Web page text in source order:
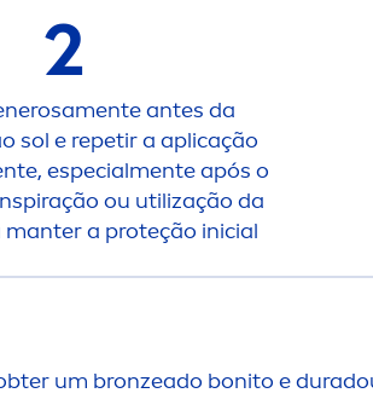
2
mente antes da
sol e repetir a aplicação
te, especialmente após o
ou utilização da
a proteção inicial
um bronzeado bonito e